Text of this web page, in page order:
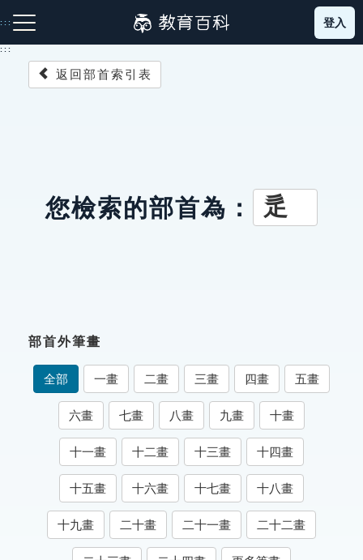
到
主
:::
成語故事
索引選單
知識索引
單字索引
生命大百科索引
遊戲專區
登入
:::
返回部首索引表
您檢索的部首為： 辵
部首外筆畫
全部 一畫 二畫 三畫 四畫 五畫
六畫 七畫 八畫 九畫 十畫
十一畫 十二畫 十三畫 十四畫
十五畫 十六畫 十七畫 十八畫
十九畫 二十畫 二十一畫 二十二畫